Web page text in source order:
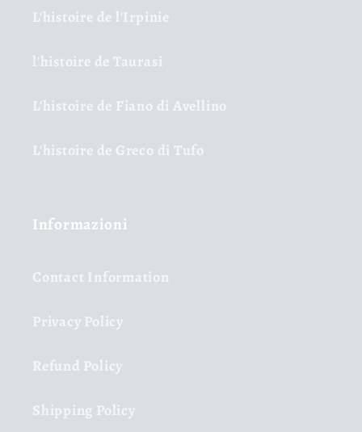
L'histoire de l'Irpinie
l'histoire de Taurasi
L'histoire de Fiano di Avellino
L'histoire de Greco di Tufo
Informazioni
Contact Information
Privacy Policy
Refund Policy
Shipping Policy